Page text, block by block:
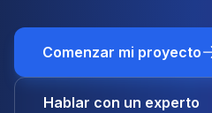
Comenzar mi proyecto
Hablar con un experto